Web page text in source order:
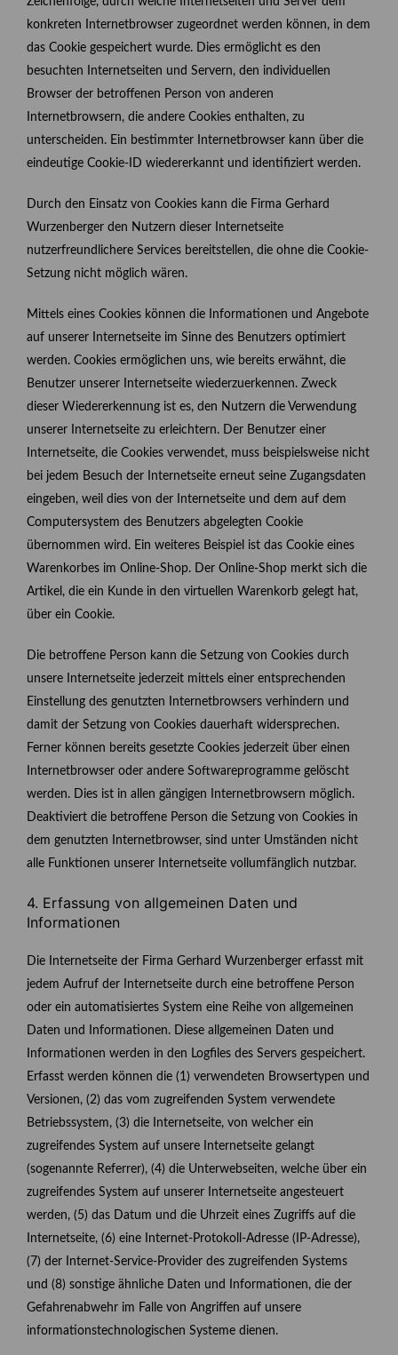
konkreten Internetbrowser zugeordnet werden können, in dem
das Cookie gespeichert wurde. Dies ermöglicht es den
besuchten Internetseiten und Servern, den individuellen
Browser der betroffenen Person von anderen
Internetbrowsern, die andere Cookies enthalten, zu
unterscheiden. Ein bestimmter Internetbrowser kann über die
eindeutige Cookie-ID wiedererkannt und identifiziert werden.
Durch den Einsatz von Cookies kann die Firma Gerhard
Wurzenberger den Nutzern dieser Internetseite
nutzerfreundlichere Services bereitstellen, die ohne die Cookie-
Setzung nicht möglich wären.
Mittels eines Cookies können die Informationen und Angebote
auf unserer Internetseite im Sinne des Benutzers optimiert
werden. Cookies ermöglichen uns, wie bereits erwähnt, die
Benutzer unserer Internetseite wiederzuerkennen. Zweck
dieser Wiedererkennung ist es, den Nutzern die Verwendung
unserer Internetseite zu erleichtern. Der Benutzer einer
Internetseite, die Cookies verwendet, muss beispielsweise nicht
bei jedem Besuch der Internetseite erneut seine Zugangsdaten
eingeben, weil dies von der Internetseite und dem auf dem
Computersystem des Benutzers abgelegten Cookie
übernommen wird. Ein weiteres Beispiel ist das Cookie eines
Warenkorbes im Online-Shop. Der Online-Shop merkt sich die
Artikel, die ein Kunde in den virtuellen Warenkorb gelegt hat,
über ein Cookie.
Die betroffene Person kann die Setzung von Cookies durch
unsere Internetseite jederzeit mittels einer entsprechenden
Einstellung des genutzten Internetbrowsers verhindern und
damit der Setzung von Cookies dauerhaft widersprechen.
Ferner können bereits gesetzte Cookies jederzeit über einen
Internetbrowser oder andere Softwareprogramme gelöscht
werden. Dies ist in allen gängigen Internetbrowsern möglich.
Deaktiviert die betroffene Person die Setzung von Cookies in
dem genutzten Internetbrowser, sind unter Umständen nicht
alle Funktionen unserer Internetseite vollumfänglich nutzbar.
4. Erfassung von allgemeinen Daten und
Informationen
Die Internetseite der Firma Gerhard Wurzenberger erfasst mit
jedem Aufruf der Internetseite durch eine betroffene Person
oder ein automatisiertes System eine Reihe von allgemeinen
Daten und Informationen. Diese allgemeinen Daten und
Informationen werden in den Logfiles des Servers gespeichert.
Erfasst werden können die (1) verwendeten Browsertypen und
Versionen, (2) das vom zugreifenden System verwendete
Betriebssystem, (3) die Internetseite, von welcher ein
zugreifendes System auf unsere Internetseite gelangt
(sogenannte Referrer), (4) die Unterwebseiten, welche über ein
zugreifendes System auf unserer Internetseite angesteuert
werden, (5) das Datum und die Uhrzeit eines Zugriffs auf die
Internetseite, (6) eine Internet-Protokoll-Adresse (IP-Adresse),
(7) der Internet-Service-Provider des zugreifenden Systems
und (8) sonstige ähnliche Daten und Informationen, die der
Gefahrenabwehr im Falle von Angriffen auf unsere
informationstechnologischen Systeme dienen.